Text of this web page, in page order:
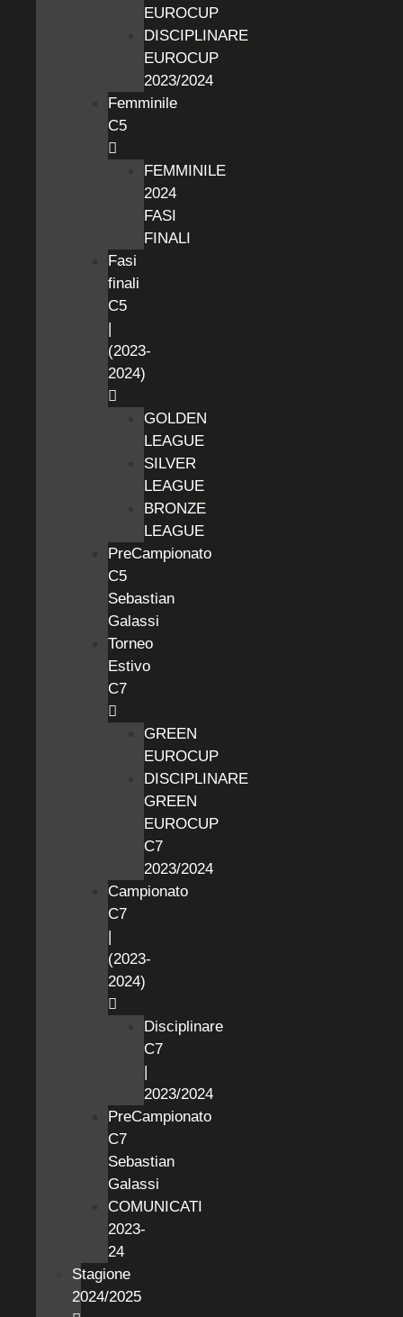
EUROCUP
DISCIPLINARE
EUROCUP
2023/2024
Femminile
C5
FEMMINILE
2024
FASI
FINALI
Fasi
finali
C5
|
(2023-
2024)
GOLDEN
LEAGUE
SILVER
LEAGUE
BRONZE
LEAGUE
PreCampionato
C5
Sebastian
Galassi
Torneo
Estivo
C7
GREEN
EUROCUP
DISCIPLINARE
GREEN
EUROCUP
C7
2023/2024
Campionato
C7
|
(2023-
2024)
Disciplinare
C7
|
2023/2024
PreCampionato
C7
Sebastian
Galassi
COMUNICATI
2023-
24
Stagione
2024/2025